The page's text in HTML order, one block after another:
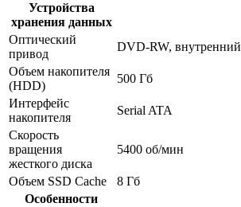
Устройства
хранения данных
Оптический
привод
DVD-RW, внутренний
Объем накопителя
(HDD)
500 Гб
Интерфейс
накопителя
Serial ATA
Скорость
вращения
жесткого диска
5400 об/мин
Объем SSD Cache
8 Гб
Особенности